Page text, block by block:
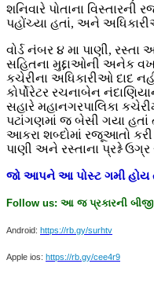
શનિવારે પોતાના
પહોંચ્યા હતાં, અને
વોર્ડ નંબર ૪ મા પાણી,
સહિતના મુદ્દાઓની અનેક
કચેરીના અધિકારીઓ દાદ
કોર્પોરેટર રચનાબેન
સહારે મહાનગરપાલિકા
પટાંગણમાં જ બેસી ગયા હતાં
આકરા શબ્દોમાં રજૂઆતો કરી
પાણી અને રસ્તાના પ્રશ્ને
જો આપને આ પોસ્ટ ગમી હોય
Follow us: આ જ પ્રકારની બીજી
Android: https://rb.gy/surhtv
Apple ios: https://rb.gy/cee4r9